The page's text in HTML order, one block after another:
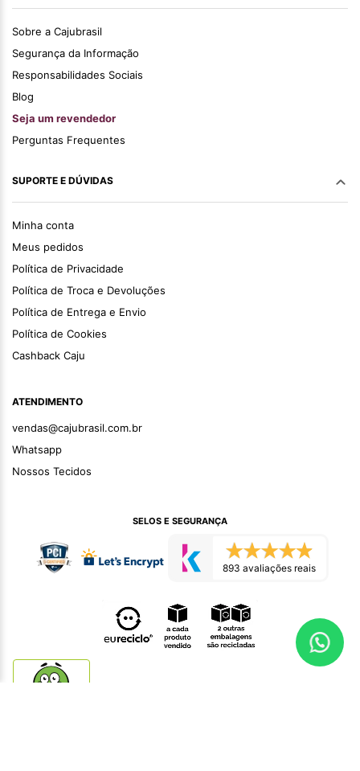
Sobre a Cajubrasil
Segurança da Informação
Responsabilidades Sociais
Blog
Seja um revendedor
Perguntas Frequentes
SUPORTE E DÚVIDAS
Minha conta
Meus pedidos
Política de Privacidade
Política de Troca e Devoluções
Política de Entrega e Envio
Política de Cookies
Cashback Caju
ATENDIMENTO
vendas@cajubrasil.com.br
Whatsapp
Nossos Tecidos
SELOS E SEGURANÇA
893 avaliações reais